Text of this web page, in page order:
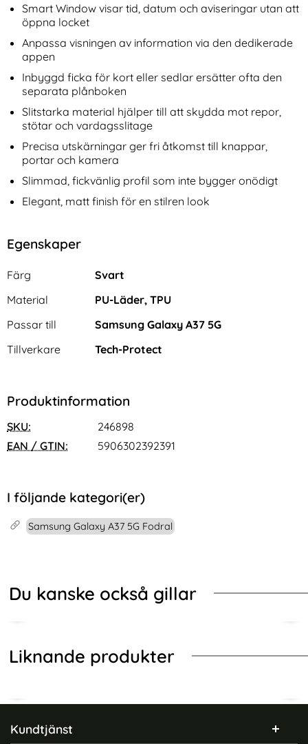
Smart Window visar tid, datum och aviseringar utan att
öppna locket
Anpassa visningen av information via den dedikerade
appen
Inbyggd ficka för kort eller sedlar ersätter ofta den
separata plånboken
Slitstarka material hjälper till att skydda mot repor,
stötar och vardagsslitage
Precisa utskärningar ger fri åtkomst till knappar,
portar och kamera
Slimmad, fickvänlig profil som inte bygger onödigt
Elegant, matt finish för en stilren look
Egenskaper
Egenskaper/attribut för denna produkt
Attribut
Färg
Svart
Material
PU-Läder, TPU
Passar till
Samsung Galaxy A37 5G
Tillverkare
Tech-Protect
Produktinformation
SKU:
246898
EAN / GTIN:
5906302392391
I följande kategori(er)
Samsung Galaxy A37 5G Fodral
Du kanske också gillar
Liknande produkter
Sidfot Blandad info och länkar
Kundtjänst